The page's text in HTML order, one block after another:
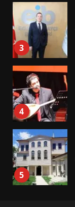
4
5
6